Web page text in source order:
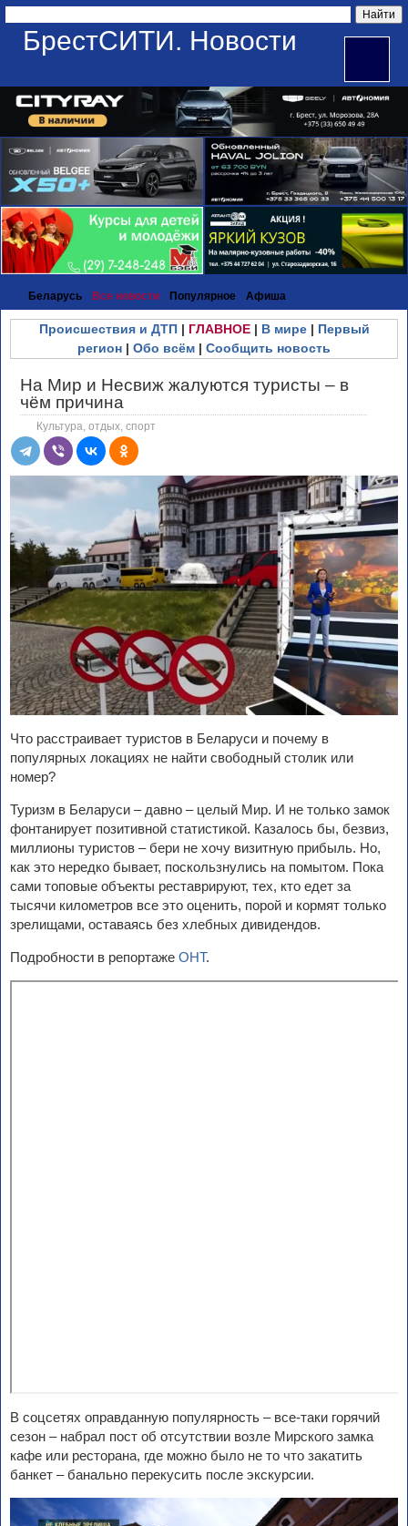
БрестСИТИ. Новости
Беларусь Все новости Популярное Афиша
Происшествия и ДТП| ГЛАВНОЕ| В мире| Первый
регион | Обо всём | Сообщить новость
На Мир и Несвиж жалуются туристы – в
чём причина
Культура, отдых, спорт
Что расстраивает туристов в Беларуси и почему в
популярных локациях не найти свободный столик или
номер?
Туризм в Беларуси – давно – целый Мир. И не только замок
фонтанирует позитивной статистикой. Казалось бы, безвиз,
миллионы туристов – бери не хочу визитную прибыль. Но,
как это нередко бывает, поскользнулись на помытом. Пока
сами топовые объекты реставрируют, тех, кто едет за
тысячи километров все это оценить, порой и кормят только
зрелищами, оставаясь без хлебных дивидендов.
Подробности в репортаже ОНТ.
В соцсетях оправданную популярность – все-таки горячий
сезон – набрал пост об отсутствии возле Мирского замка
кафе или ресторана, где можно было не то что закатить
банкет – банально перекусить после экскурсии.